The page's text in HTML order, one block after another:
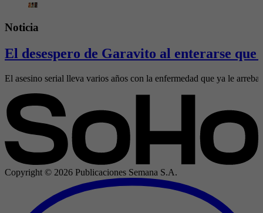
Noticia
El desespero de Garavito al enterarse que
El asesino serial lleva varios años con la enfermedad que ya le
Copyright © 2026 Publicaciones Semana S.A.